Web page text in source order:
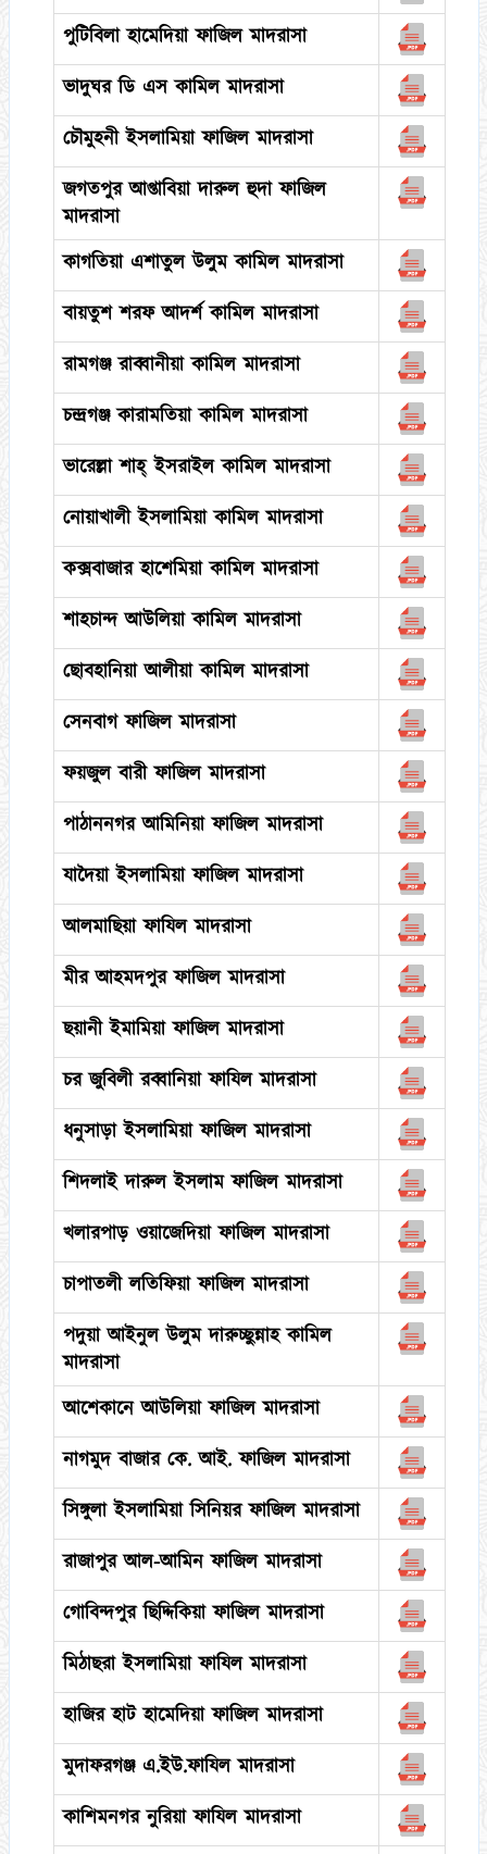
পুটিবিলা হামেদিয়া ফাজিল মাদরাসা
ভাদুঘর ডি এস কামিল মাদরাসা
চৌমুহনী ইসলামিয়া ফাজিল মাদরাসা
জগতপুর আপ্তাবিয়া দারুল হুদা ফাজিল
মাদরাসা
কাগতিয়া এশাতুল উলুম কামিল মাদরাসা
বায়তুশ শরফ আদর্শ কামিল মাদরাসা
রামগঞ্জ রাব্বানীয়া কামিল মাদরাসা
চন্দ্রগঞ্জ কারামতিয়া কামিল মাদরাসা
ভারেল্লা শাহ্ ইসরাইল কামিল মাদরাসা
নোয়াখালী ইসলামিয়া কামিল মাদরাসা
কক্সবাজার হাশেমিয়া কামিল মাদরাসা
শাহচান্দ আউলিয়া কামিল মাদরাসা
ছোবহানিয়া আলীয়া কামিল মাদরাসা
সেনবাগ ফাজিল মাদরাসা
ফয়জুল বারী ফাজিল মাদরাসা
পাঠাননগর আমিনিয়া ফাজিল মাদরাসা
যাদৈয়া ইসলামিয়া ফাজিল মাদরাসা
আলমাছিয়া ফাযিল মাদরাসা
মীর আহমদপুর ফাজিল মাদরাসা
ছয়ানী ইমামিয়া ফাজিল মাদরাসা
চর জুবিলী রব্বানিয়া ফাযিল মাদরাসা
ধনুসাড়া ইসলামিয়া ফাজিল মাদরাসা
শিদলাই দারুল ইসলাম ফাজিল মাদরাসা
খলারপাড় ওয়াজেদিয়া ফাজিল মাদরাসা
চাপাতলী লতিফিয়া ফাজিল মাদরাসা
পদুয়া আইনুল উলুম দারুচ্ছুন্নাহ কামিল
মাদরাসা
আশেকানে আউলিয়া ফাজিল মাদরাসা
নাগমুদ বাজার কে. আই. ফাজিল মাদরাসা
সিঙ্গুলা ইসলামিয়া সিনিয়র ফাজিল মাদরাসা
রাজাপুর আল-আমিন ফাজিল মাদরাসা
গোবিন্দপুর ‍ছিদ্দিকিয়া ফাজিল মাদরাসা
মিঠাছরা ইসলামিয়া ফাযিল মাদরাসা
হাজির হাট হামেদিয়া ফাজিল মাদরাসা
মুদাফরগঞ্জ এ.ইউ.ফাযিল মাদরাসা
কাশিমনগর নুরিয়া ফাযিল মাদরাসা